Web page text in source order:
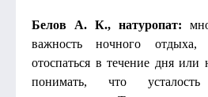
Белов А. К., натуропат:
важность ночного
отоспаться в течение дня
понимать, что